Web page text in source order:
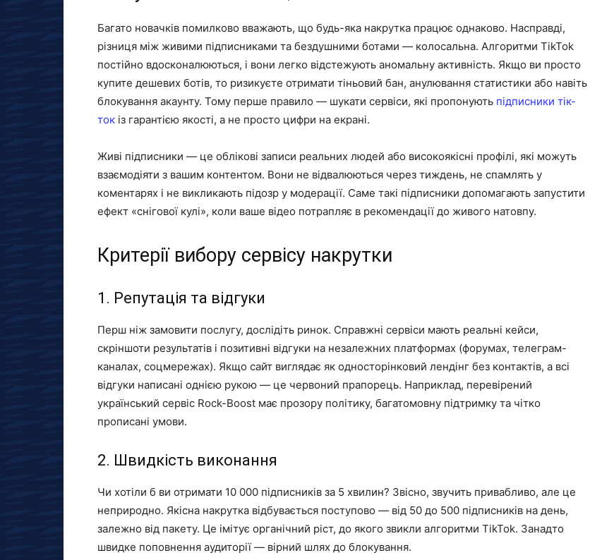
Багато новачків помилково вважають, що будь-яка накрутка працює однаково. Насправді,
різниця між живими підписниками та бездушними ботами — колосальна. Алгоритми TikTok
постійно вдосконалюються, і вони легко відстежують аномальну активність. Якщо ви просто
купите дешевих ботів, то ризикуєте отримати тіньовий бан, анулювання статистики або навіть
блокування акаунту. Тому перше правило — шукати сервіси, які пропонують підписники тік-
ток із гарантією якості, а не просто цифри на екрані.
Живі підписники — це облікові записи реальних людей або високоякісні профілі, які можуть
взаємодіяти з вашим контентом. Вони не відвалюються через тиждень, не спамлять у
коментарях і не викликають підозр у модерації. Саме такі підписники допомагають запустити
ефект «снігової кулі», коли ваше відео потрапляє в рекомендації до живого натовпу.
Критерії вибору сервісу накрутки
1. Репутація та відгуки
Перш ніж замовити послугу, дослідіть ринок. Справжні сервіси мають реальні кейси,
скріншоти результатів і позитивні відгуки на незалежних платформах (форумах, телеграм-
каналах, соцмережах). Якщо сайт виглядає як односторінковий лендінг без контактів, а всі
відгуки написані однією рукою — це червоний прапорець. Наприклад, перевірений
український сервіс Rock-Boost має прозору політику, багатомовну підтримку та чітко
прописані умови.
2. Швидкість виконання
Чи хотіли б ви отримати 10 000 підписників за 5 хвилин? Звісно, звучить привабливо, але це
неприродно. Якісна накрутка відбувається поступово — від 50 до 500 підписників на день,
залежно від пакету. Це імітує органічний ріст, до якого звикли алгоритми TikTok. Занадто
швидке поповнення аудиторії — вірний шлях до блокування.